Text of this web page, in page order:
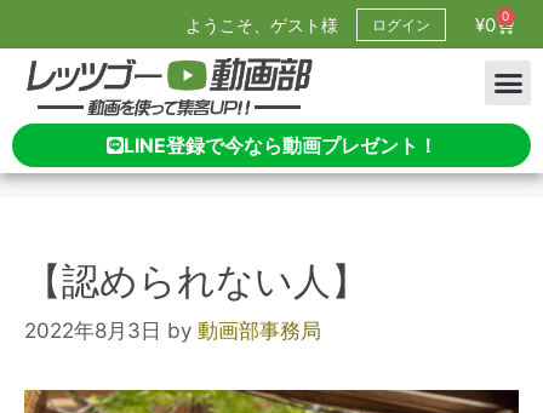
ようこそ、ゲスト様 ログイン ¥0 0
LINE登録で今なら動画プレゼント！
【認められない人】
2022年8月3日 by 動画部事務局